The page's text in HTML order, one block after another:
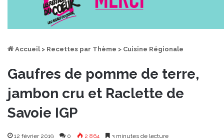
Accueil > Recettes par Thème > Cuisine Régionale
Gaufres de pomme de terre,
jambon cru et Raclette de
Savoie IGP
12 février 2019 0 2 864 3 minutes de lecture